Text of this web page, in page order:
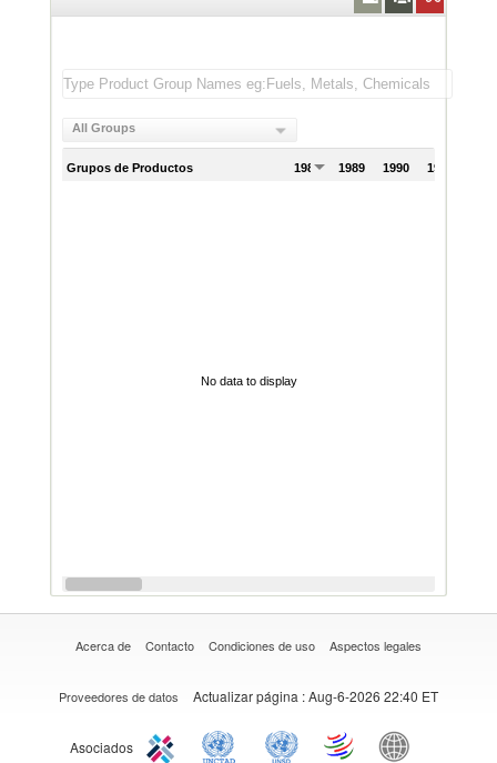
All Groups
Grupos de Productos 1988 1989 1990 1991
No data to display
Acerca de Contacto Condiciones de uso Aspectos legales
Proveedores de datos Actualizar página : Aug-6-2026 22:40 ET
Asociados